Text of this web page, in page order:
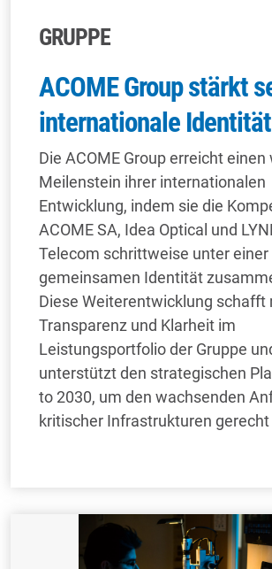
GRUPPE
ACOME Group stärkt
internationale Identität
Die ACOME Group erreicht
Meilenstein ihrer internationalen
Entwicklung, indem sie die
ACOME SA, Idea Optical und
Telecom schrittweise unter einer
gemeinsamen Identität
Diese Weiterentwicklung schafft
Transparenz und Klarheit im
Leistungsportfolio der Gruppe
unterstützt den strategischen
to 2030, um den wachsenden
kritischer Infrastrukturen